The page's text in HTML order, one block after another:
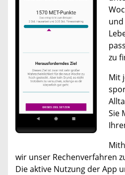
zu
Mit
Sie
wir unser Rechenverfahren
Die aktive Nutzung der App